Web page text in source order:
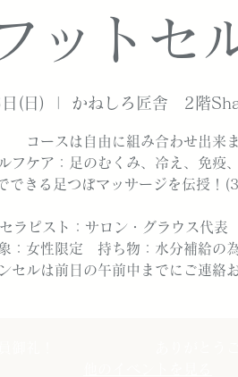
ットセ
(日) かねしろ匠舎 2階
コースは自由に組み合わせ出来
フケア：足のむくみ、冷え、免疫
できる足つぼマッサージを伝授！
セラピスト：サロン・グラウス代
：女性限定 持ち物：水分補給の
セルは前日の午前中までにご連絡